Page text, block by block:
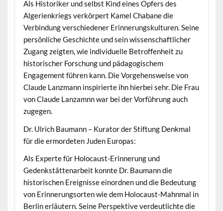
Als Historiker und selbst Kind eines Opfers des
Algerienkriegs verkörpert Kamel Chabane die
Verbindung verschiedener Erinnerungskulturen. Seine
persönliche Geschichte und sein wissenschaftlicher
Zugang zeigten, wie individuelle Betroffenheit zu
historischer Forschung und pädagogischem
Engagement führen kann. Die Vorgehensweise von
Claude Lanzmann inspirierte ihn hierbei sehr. Die Frau
von Claude Lanzamnn war bei der Vorführung auch
zugegen.
Dr. Ulrich Baumann – Kurator der Stiftung Denkmal
für die ermordeten Juden Europas:
Als Experte für Holocaust-Erinnerung und
Gedenkstättenarbeit konnte Dr. Baumann die
historischen Ereignisse einordnen und die Bedeutung
von Erinnerungsorten wie dem Holocaust-Mahnmal in
Berlin erläutern. Seine Perspektive verdeutlichte die